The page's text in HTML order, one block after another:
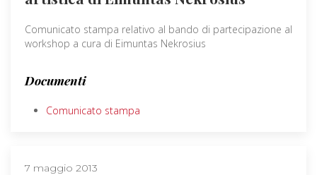
Comunicato stampa relativo al bando di partecipazione al
workshop a cura di Eimuntas Nekrosius
Documenti
Comunicato stampa
7 maggio 2013